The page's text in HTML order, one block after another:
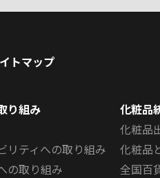
トマップ
り組み
リティへの取り組み
の取り組み
化粧品
化粧品
化粧品
全国百